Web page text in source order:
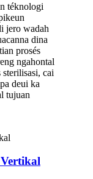
téknologi
jero wadah
dina
prosés
ngahontal
sterilisasi, cai
deui ka
tujuan